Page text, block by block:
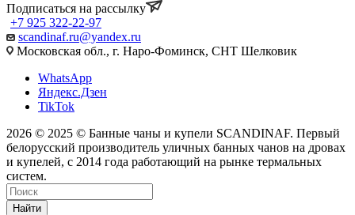
Подписаться на рассылку
+7 925 322-22-97
scandinaf.ru@yandex.ru
Московская обл., г. Наро-Фоминск, СНТ Шелковик
WhatsApp
Яндекс.Дзен
TikTok
2026 © 2025 © Банные чаны и купели SCANDINAF. Первый
белорусский производитель уличных банных чанов на дровах
и купелей, с 2014 года работающий на рынке термальных
систем.
Найти